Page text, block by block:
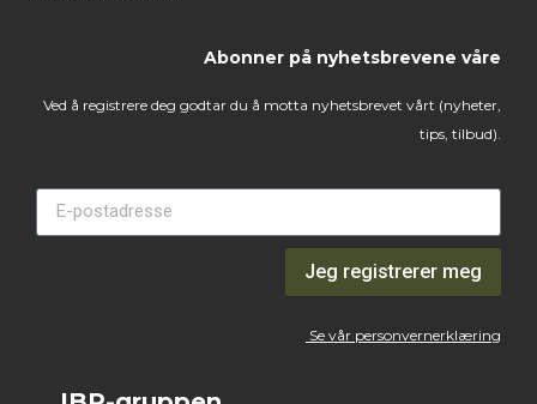
Abonner på nyhetsbrevene våre
Ved å registrere deg godtar du å motta nyhetsbrevet vårt (nyheter,
tips, tilbud).
Jeg registrerer meg
Se vår personvernerklæring